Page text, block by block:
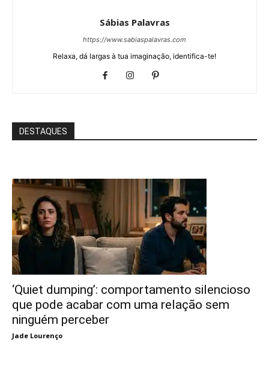
Sábias Palavras
https://www.sabiaspalavras.com
Relaxa, dá largas à tua imaginação, identifica-te!
DESTAQUES
‘Quiet dumping’: comportamento silencioso
que pode acabar com uma relação sem
ninguém perceber
Jade Lourenço